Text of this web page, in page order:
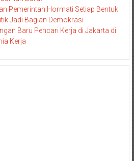
Pemerintah Hormati Setiap Bentuk
Jadi Bagian Demokrasi
Baru Pencari Kerja di Jakarta di
Kerja